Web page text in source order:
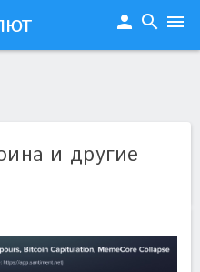
person search menu
и другие